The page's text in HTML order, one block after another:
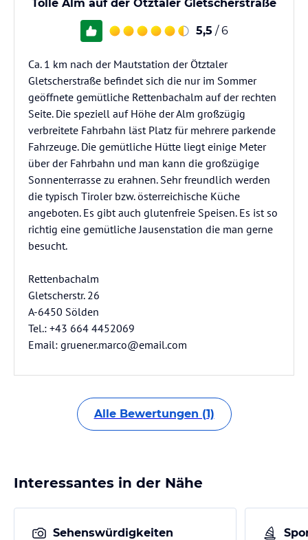
Tolle Alm auf der Ötztaler Gletscherstraße
5,5 / 6
Ca. 1 km nach der Mautstation der Ötztaler
Gletscherstraße befindet sich die nur im Sommer
geöffnete gemütliche Rettenbachalm auf der rechten
Seite. Die speziell auf Höhe der Alm großzügig
verbreitete Fahrbahn läst Platz für mehrere parkende
Fahrzeuge. Die gemütliche Hütte liegt einige Meter
über der Fahrbahn und man kann die großzügige
Sonnenterrasse zu erahnen. Sehr freundlich werden
die typisch Tiroler bzw. österreichische Küche
angeboten. Es gibt auch glutenfreie Speisen. Es ist so
richtig eine gemütliche Jausenstation die man gerne
besucht.
Rettenbachalm
Gletscherstr. 26
A-6450 Sölden
Tel.: +43 664 4452069
Email: gruener.marco@email.com
Alle Bewertungen (1)
Interessantes in der Nähe
Sehenswürdigkeiten